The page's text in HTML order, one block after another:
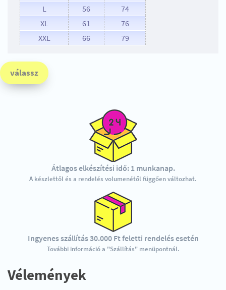
L
56
74
XL
61
76
XXL
66 79
válassz
Átlagos elkészítési idő: 1 munkanap.
A készlettől és a rendelés volumenétől függően változhat.
Ingyenes szállítás 30.000 Ft feletti rendelés esetén
További információ a "Szállítás" menüpontnál.
Vélemények